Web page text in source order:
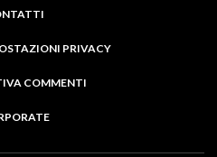
PRIVACY
COMMENTI